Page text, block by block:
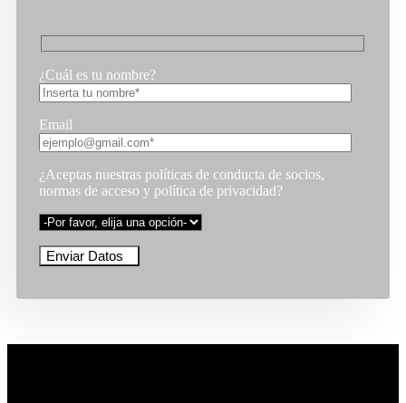
¿Cuál es tu nombre?
Email
¿Aceptas nuestras políticas de conducta de socios,
normas de acceso y política de privacidad?
Enviar Datos